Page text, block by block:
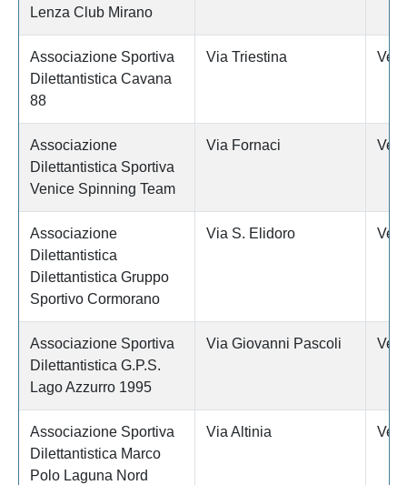
Lenza Club Mirano
Associazione Sportiva
Dilettantistica Cavana
88
Via Triestina
Associazione
Dilettantistica Sportiva
Venice Spinning Team
Via Fornaci
Associazione
Dilettantistica
Dilettantistica Gruppo
Sportivo Cormorano
Via S. Elidoro
Associazione Sportiva
Dilettantistica G.P.S.
Lago Azzurro 1995
Via Giovanni Pascoli
Associazione Sportiva
Dilettantistica Marco
Polo Laguna Nord
Via Altinia